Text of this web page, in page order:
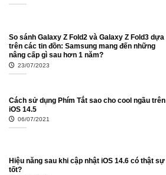
So sánh Galaxy Z Fold2 và Galaxy Z Fold3 dựa
trên các tin đồn: Samsung mang đến những
nâng cấp gì sau hơn 1 năm?
23/07/2023
Cách sử dụng Phím Tắt sao cho cool ngầu trên
iOS 14.5
06/07/2021
Hiệu năng sau khi cập nhật iOS 14.6 có thật sự
tốt?